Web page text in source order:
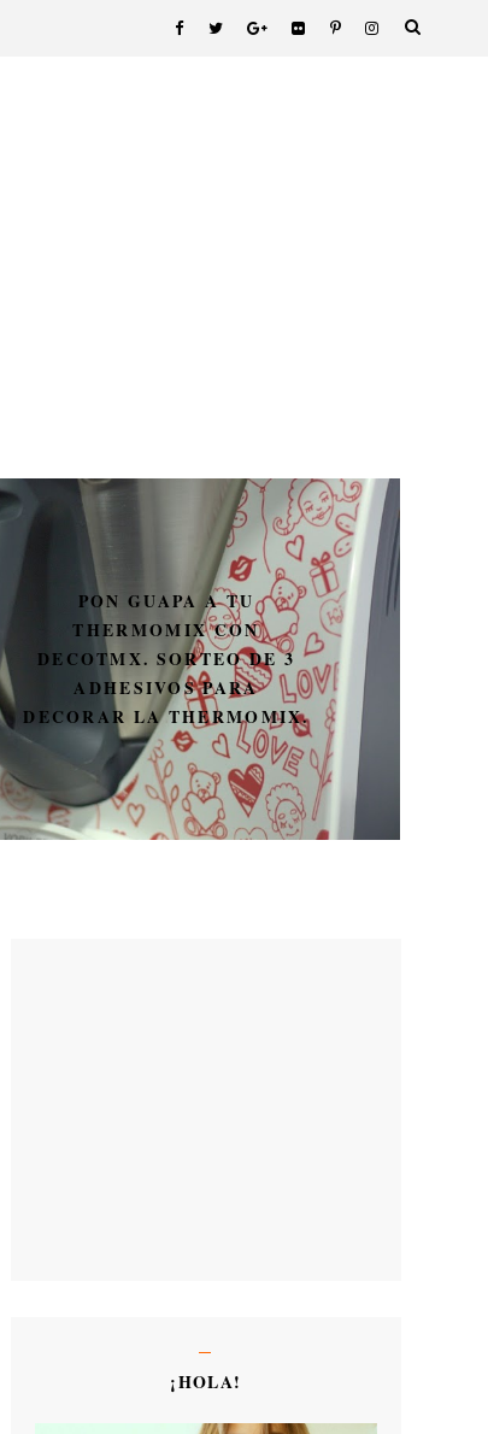
PON GUAPA A TU
THERMOMIX CON
DECOTMX. SORTEO DE 3
ADHESIVOS PARA
DECORAR LA THERMOMIX.
¡HOLA!